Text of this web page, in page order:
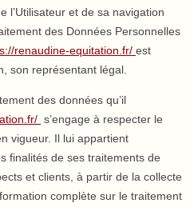
l’Utilisateur et de sa navigation
des Données Personnelles
renaudine-equitation.fr/ est
son représentant légal.
des données qu’il
s’engage à respecter le
vigueur. Il lui appartient
finalités de ses traitements de
et clients, à partir de la collecte
complète sur le traitement